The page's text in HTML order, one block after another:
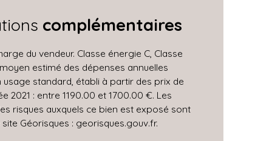
complémentaires
du vendeur. Classe énergie C, Classe
estimé des dépenses annuelles
standard, établi à partir des prix de
2021 : entre 1190.00 et 1700.00 €. Les
risques auxquels ce bien est exposé sont
Géorisques : georisques.gouv.fr.